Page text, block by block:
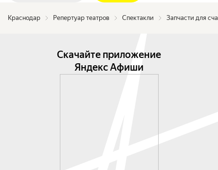
Краснодар Репертуар театров Спектакли Запчасти для
Скачайте приложение
Яндекс Афиши